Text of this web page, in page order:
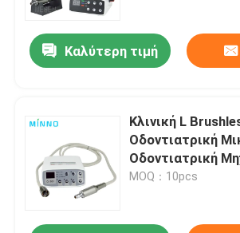
Καλύτερη τιμή
Κλινική L
Οδοντιατρική
Οδοντιατρική
3,4Ncm
MOQ：10pcs